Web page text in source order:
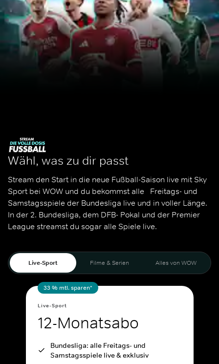
Wähl, was zu dir passt
Stream den Start in die neue Fußball-Saison live mit Sky
Sport bei WOW und du bekommst alle   Freitags- und
Samstagsspiele der Bundesliga live und in voller Länge.
In der 2. Bundesliga, dem DFB- Pokal und der Premier
League streamst du sogar alle Spiele live.
Live-Sport Filme & Serien Alles von WOW
33 % mtl. sparen*
Live-Sport
12-Monatsabo
Bundesliga: alle Freitags- und
Samstagsspiele live & exklusiv